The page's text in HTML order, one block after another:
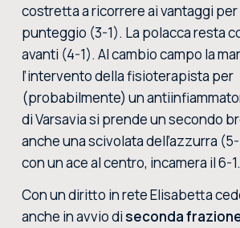
costretta a ricorrere ai vantaggi
punteggio (3-1). La polacca resta
avanti (4-1). Al cambio campo la
l’intervento della fisioterapista per
(probabilmente) un
di Varsavia si prende un secondo
anche una scivolata dell’azzurra
con un ace al centro, incamera il 6-1.
Con un diritto in rete Elisabetta
anche in avvio diseconda